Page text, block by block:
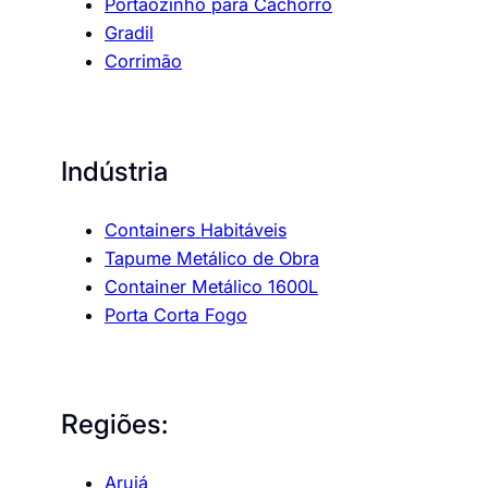
Portãozinho para Cachorro
Gradil
Corrimão
Indústria
Containers Habitáveis
Tapume Metálico de Obra
Container Metálico 1600L
Porta Corta Fogo
Regiões:
Arujá